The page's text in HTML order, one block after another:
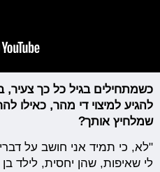
כשמתחילים בגיל כל כך צעיר,
להגיע למיצוי די מהר, כאילו
שמלחיץ אותך?
"לא, כי תמיד אני חושב על
לי שאיפות, שהן יחסית, לילד